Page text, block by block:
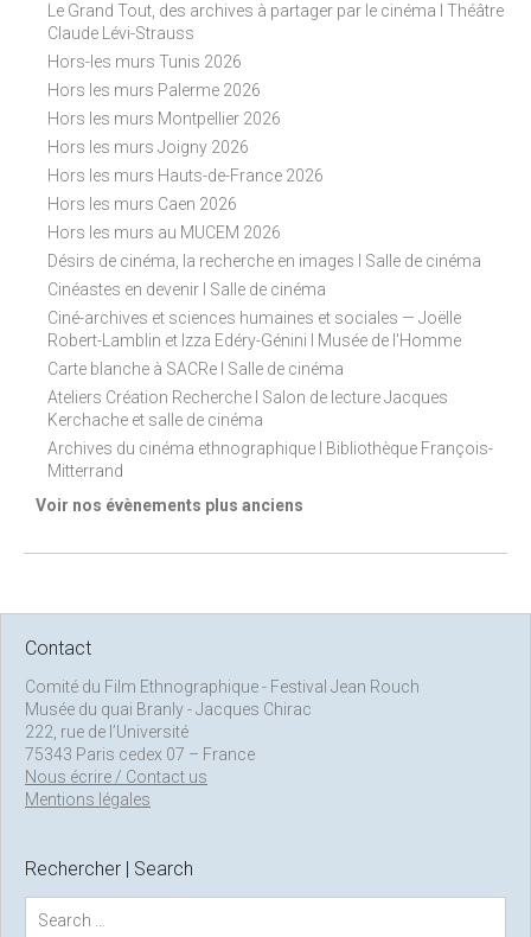
Le Grand Tout, des archives à partager par le cinéma I Théâtre
Claude Lévi-Strauss
Hors-les murs Tunis 2026
Hors les murs Palerme 2026
Hors les murs Montpellier 2026
Hors les murs Joigny 2026
Hors les murs Hauts-de-France 2026
Hors les murs Caen 2026
Hors les murs au MUCEM 2026
Désirs de cinéma, la recherche en images I Salle de cinéma
Cinéastes en devenir I Salle de cinéma
Ciné-archives et sciences humaines et sociales — Joëlle
Robert-Lamblin et Izza Edéry-Génini I Musée de l'Homme
Carte blanche à SACRe I Salle de cinéma
Ateliers Création Recherche I Salon de lecture Jacques
Kerchache et salle de cinéma
Archives du cinéma ethnographique I Bibliothèque François-
Mitterrand
Voir nos évènements plus anciens
Contact
Comité du Film Ethnographique - Festival Jean Rouch
Musée du quai Branly - Jacques Chirac
222, rue de l’Université
75343 Paris cedex 07 – France
Nous écrire / Contact us
Mentions légales
Rechercher | Search